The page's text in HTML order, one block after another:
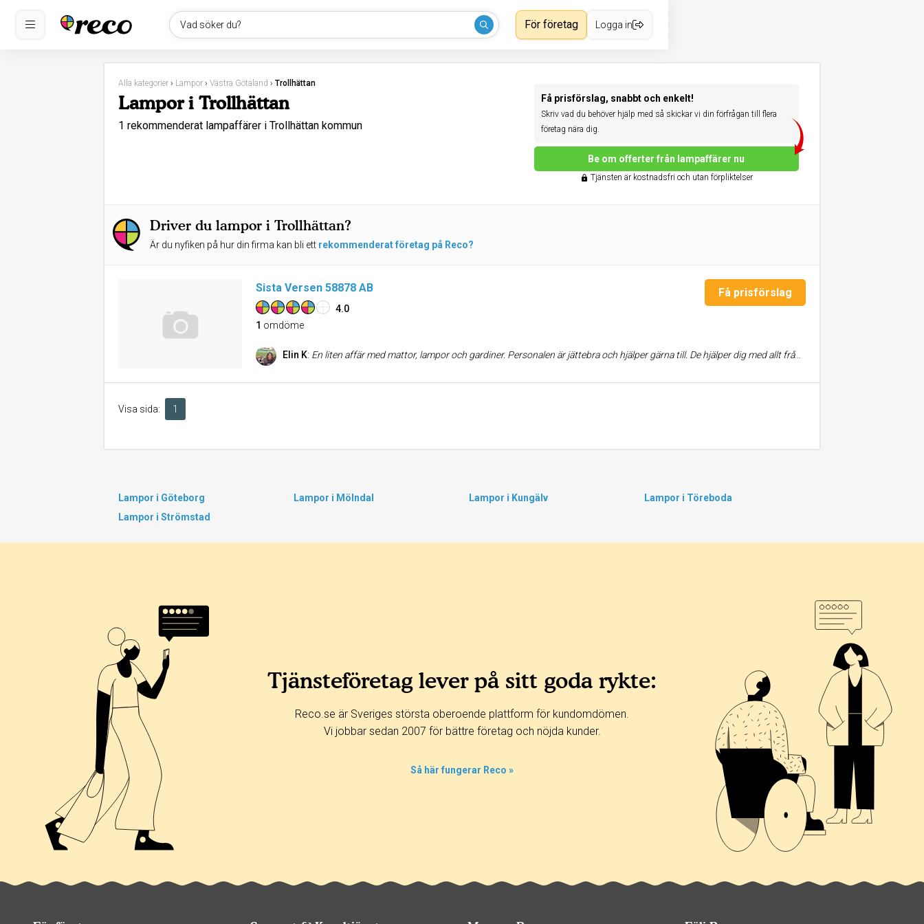
Vad söker du? För företag Logga in
Alla kategorier › Lampor › Västra Götaland › Trollhättan
Lampor i Trollhättan
1 rekommenderat lampaffärer i Trollhättan kommun
Få prisförslag, snabbt och enkelt!
Skriv vad du behöver hjälp med så skickar vi din förfrågan till flera
företag nära dig.
Be om offerter från lampaffärer nu
Tjänsten är kostnadsfri och utan förpliktelser
Driver du lampor i Trollhättan?
Är du nyfiken på hur din firma kan bli ett rekommenderat företag på Reco?
Sista Versen 58878 AB
4.0
1 omdöme
Få prisförslag
Elin K: En liten affär med mattor, lampor och gardiner. Personalen är jättebra och hjälper gärna till. De hjälper dig med allt från att hitta rätt färg på din gardin till att sy upp dem. Enda negativa är dess läge som ligger aningen utanför de andra affärerna men det är absolut värt resan!
Visa sida: 1
Lampor i Göteborg Lampor i Mölndal Lampor i Kungälv
Lampor i Töreboda
Lampor i Strömstad
Tjänsteföretag lever på sitt goda rykte:
Reco.se är Sveriges största oberoende plattform för kundomdömen.
Vi jobbar sedan 2007 för bättre företag och nöjda kunder.
Så här fungerar Reco »